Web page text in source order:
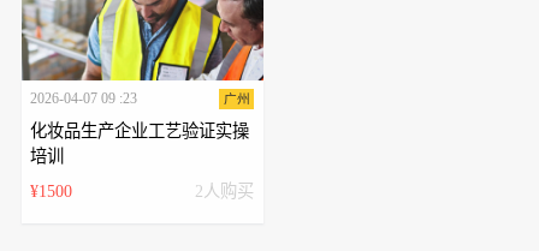
2026-04-07 09 :23 广州
化妆品生产企业工艺验证实操
培训
¥1500
2人购买